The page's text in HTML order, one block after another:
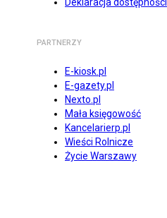
PARTNERZY
E-kiosk.pl
E-gazety.pl
Nexto.pl
Mała księgowość
Kancelarierp.pl
Wieści Rolnicze
Życie Warszawy